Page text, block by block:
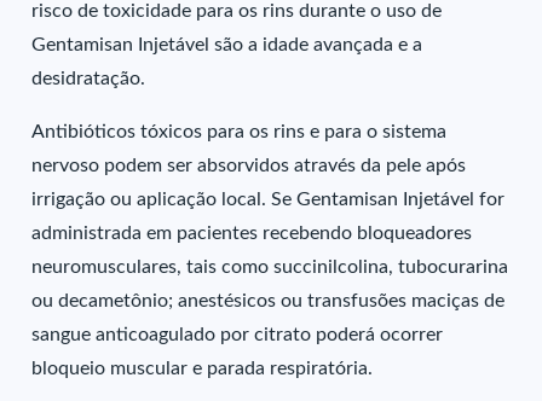
risco de toxicidade para os rins durante o uso de
Gentamisan Injetável são a idade avançada e a
desidratação.
Antibióticos tóxicos para os rins e para o sistema
nervoso podem ser absorvidos através da pele após
irrigação ou aplicação local. Se Gentamisan Injetável for
administrada em pacientes recebendo bloqueadores
neuromusculares, tais como succinilcolina, tubocurarina
ou decametônio; anestésicos ou transfusões maciças de
sangue anticoagulado por citrato poderá ocorrer
bloqueio muscular e parada respiratória.